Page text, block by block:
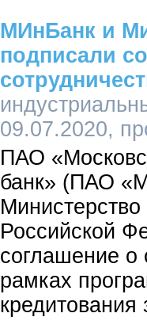
МИнБанк и
подписали
09.07.2020,
ПАО
банк» (ПАО
Министерство
Российской
соглашение о
рамках